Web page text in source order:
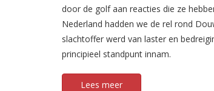
door de golf aan reacties die ze
Nederland hadden we de rel rond
slachtoffer werd van laster en
principieel standpunt innam.
Lees meer